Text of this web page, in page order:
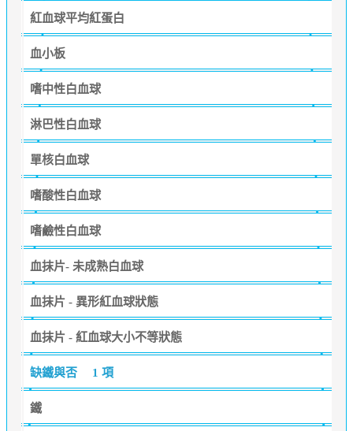
紅血球平均紅蛋白
血小板
嗜中性白血球
淋巴性白血球
單核白血球
嗜酸性白血球
嗜鹼性白血球
血抹片- 未成熟白血球
血抹片 - 異形紅血球狀態
血抹片 - 紅血球大小不等狀態
缺鐵與否 1 項
鐵